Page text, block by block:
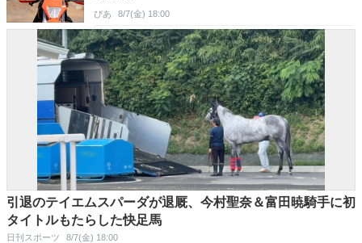
ぴあ 8/7(金) 18:00
引退のテイエムスパーダが退厩、今村聖奈＆富田暁騎手に初
タイトルもたらした快足馬
日刊スポーツ 8/7(金) 18:00